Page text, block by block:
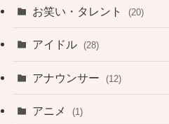
お笑い・タレント (20)
アイドル (28)
アナウンサー (12)
アニメ (1)